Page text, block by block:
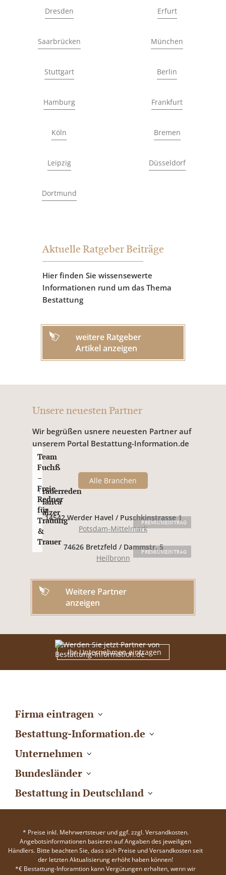
Dresden Erfurt
Saarbrücken München
Stuttgart Berlin
Hamburg Frankfurt
Köln Bremen
Leipzig Düsseldorf
Dortmund
Aktuelle Ratgeber Beiträge
Hier finden Sie wissensewerte
Informationen rund um das Thema
Bestattung
weitere Ratgeber
Artikel anzeigen
Unsere neuesten Partner
Wir begrüßen usnere neuesten Partner auf
unserem Portal Bestattung-Information.de
Alle Branchen
PREMIUMEINTRAG
Trauerreden
Bianca
Balzer
14542 Werder Havel / Puschkinstrasse 1
Potsdam-Mittelmark
PREMIUMEINTRAG
Team
Fuchß
–
Freie
Redner
für
Trauung
&
Trauer
74626 Bretzfeld / Dammstr. 5
Heilbronn
Weitere Partner
anzeigen
Ihr Unternehmen eintragen
Firma eintragen
Bestattung-Information.de
Unternehmen
Bundesländer
Bestattung in Deutschland
* Preise inkl. Mehrwertsteuer und ggf. zzgl. Versandkosten.
Angebotsinformationen basieren auf Angaben des jeweiligen
Händlers. Bitte beachten Sie, dass sich Preise und Versandkosten seit
der letzten Aktualisierung erhöht haben können!
*€ Bestattung-Inforamtion kann Vergütungen erhalten, wenn wir